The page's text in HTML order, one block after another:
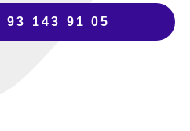
93 143 91 05